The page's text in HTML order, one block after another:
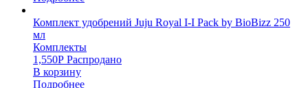
Комплект удобрений Juju Royal I-I Pack by BioBizz 250
мл
Комплекты
1,550Р Распродано
В корзину
Подробнее